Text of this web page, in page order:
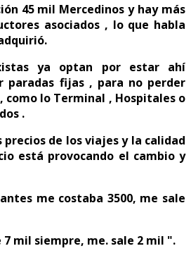
45 mil Mercedinos y hay más
asociados , lo que habla
ya optan por estar ahí
paradas fijas , para no perder
como lo Terminal , Hospitales o
.
precios de los viajes y la calidad
está provocando el cambio y
me costaba 3500, me sale
7 mil siempre, me. sale 2 mil ".